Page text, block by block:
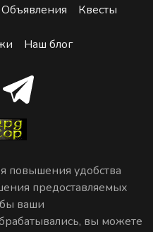
Объявления Квесты
Наш блог
повышения удобства
предоставляемых
ваши
вы можете